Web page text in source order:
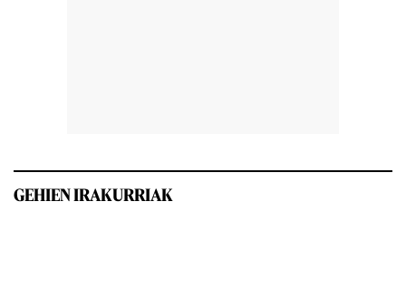
GEHIEN IRAKURRIAK